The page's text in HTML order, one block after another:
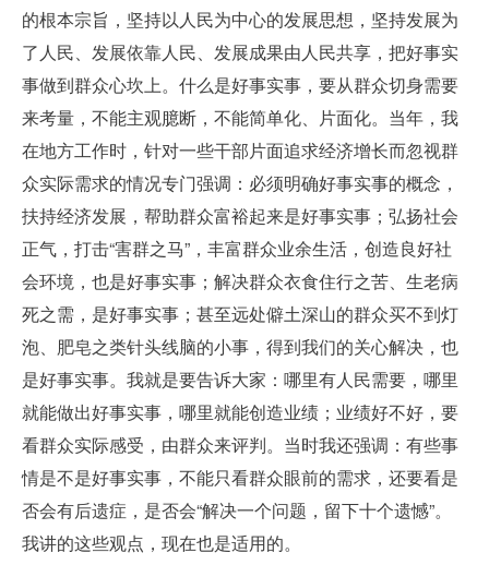
的根本宗旨，坚持以人民为中心的发展思想，坚持发展为
了人民、发展依靠人民、发展成果由人民共享，把好事实
事做到群众心坎上。什么是好事实事，要从群众切身需要
来考量，不能主观臆断，不能简单化、片面化。当年，我
在地方工作时，针对一些干部片面追求经济增长而忽视群
众实际需求的情况专门强调：必须明确好事实事的概念，
扶持经济发展，帮助群众富裕起来是好事实事；弘扬社会
正气，打击“害群之马”，丰富群众业余生活，创造良好社
会环境，也是好事实事；解决群众衣食住行之苦、生老病
死之需，是好事实事；甚至远处僻土深山的群众买不到灯
泡、肥皂之类针头线脑的小事，得到我们的关心解决，也
是好事实事。我就是要告诉大家：哪里有人民需要，哪里
就能做出好事实事，哪里就能创造业绩；业绩好不好，要
看群众实际感受，由群众来评判。当时我还强调：有些事
情是不是好事实事，不能只看群众眼前的需求，还要看是
否会有后遗症，是否会“解决一个问题，留下十个遗憾”。
我讲的这些观点，现在也是适用的。